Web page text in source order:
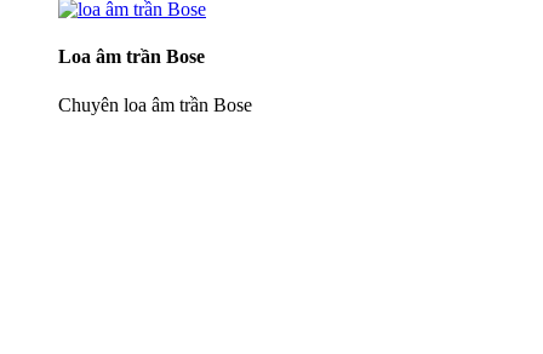
Loa âm trần Bose
Chuyên loa âm trần Bose